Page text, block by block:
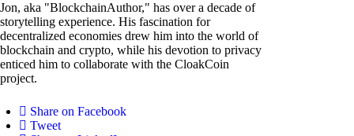
Jon, aka "BlockchainAuthor," has over a decade of
storytelling experience. His fascination for
decentralized economies drew him into the world of
blockchain and crypto, while his devotion to privacy
enticed him to collaborate with the CloakCoin
project.
Share on Facebook
Tweet